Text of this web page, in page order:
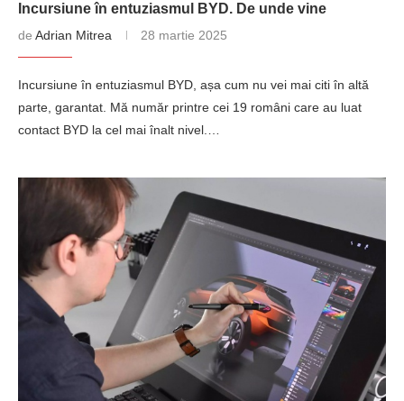
Incursiune în entuziasmul BYD. De unde vine
de Adrian Mitrea 28 martie 2025
Incursiune în entuziasmul BYD, așa cum nu vei mai citi în altă
parte, garantat. Mă număr printre cei 19 români care au luat
contact BYD la cel mai înalt nivel.…